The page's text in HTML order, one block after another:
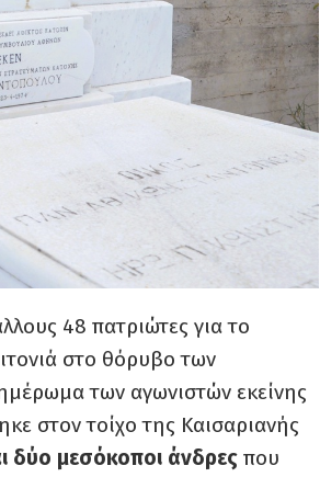
48 πατριώτες για το
στο θόρυβο των
των αγωνιστών εκείνης
στον τοίχο της Καισαριανής
δύο μεσόκοποι άνδρες που